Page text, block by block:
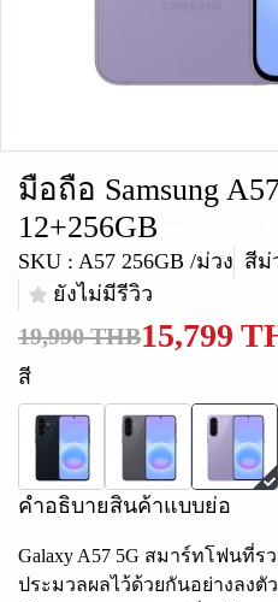
มือถือ Samsung
12+256GB
SKU : A57 256GB /ม่วง สีม่
ยังไม่มีรีวิว
19,990 THB15,799
สี
คำอธิบายสินค้าแบบย่อ
Galaxy A57 5G สมาร์ทโฟนที่ร
ประมวลผลไว้ด้วยกันอย่างลงตั